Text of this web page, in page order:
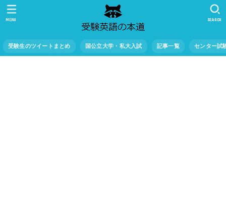
受験生のツイートまとめ 国公立大学・私大入試 記事一覧 センター試
SEARCH
MENU